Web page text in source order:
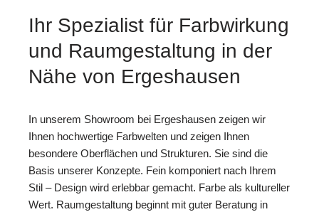
Ihr Spezialist für Farbwirkung
und Raumgestaltung in der
Nähe von Ergeshausen
In unserem Showroom bei Ergeshausen zeigen wir
Ihnen hochwertige Farbwelten und zeigen Ihnen
besondere Oberflächen und Strukturen. Sie sind die
Basis unserer Konzepte. Fein komponiert nach Ihrem
Stil – Design wird erlebbar gemacht. Farbe als kultureller
Wert. Raumgestaltung beginnt mit guter Beratung in